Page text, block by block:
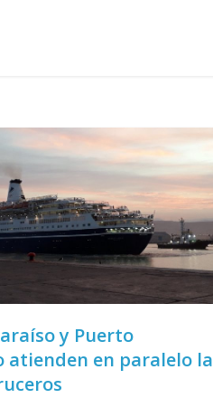
y Puerto
atienden en paralelo la